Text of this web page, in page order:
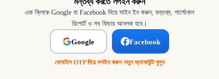
এক ক্লিকে Google বা Facebook দিয়ে সাইন ইন করুন; মন্তব্য, পার্সোনাল
রিপোর্ট ও সব ফিচার আনলক হবে।
Google Facebook
মোবাইল OTP দিয়ে লগইন করুন·নতুন অ্যাকাউন্ট খুলুন